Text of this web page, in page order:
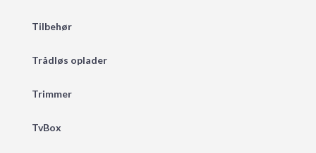
Tilbehør
Trådløs oplader
Trimmer
TvBox